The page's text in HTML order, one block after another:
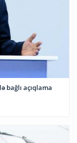
bağlı açıqlama